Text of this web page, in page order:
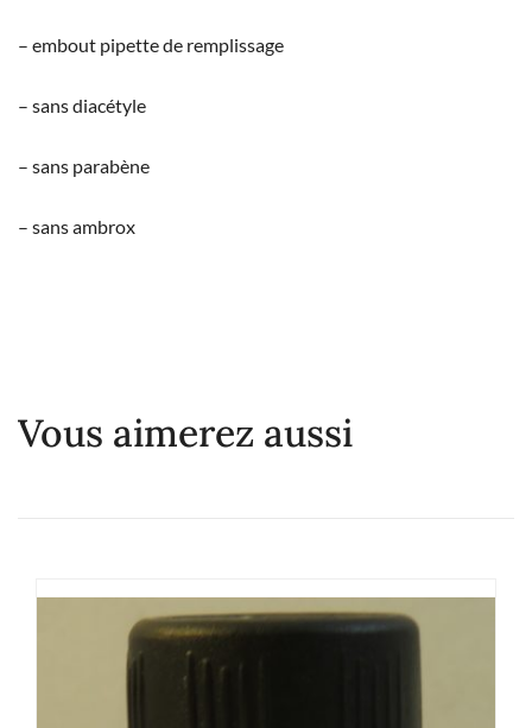
– embout pipette de remplissage
– sans diacétyle
– sans parabène
– sans ambrox
Vous aimerez aussi